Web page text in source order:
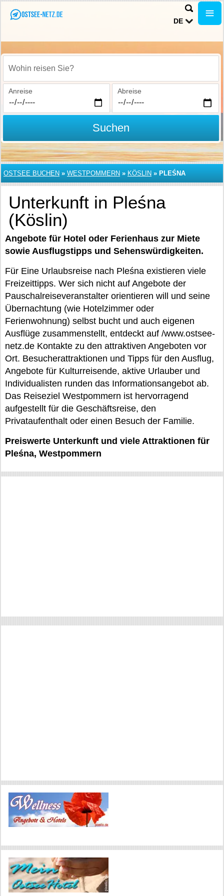
DE
Wohin reisen Sie?
Anreise Abreise
Suchen
OSTSEE BUCHEN » WESTPOMMERN » KÖSLIN » PLEŚNA
Unterkunft in Pleśna
(Köslin)
Angebote für Hotel oder Ferienhaus zur Miete
sowie Ausflugstipps und Sehenswürdigkeiten.
Für Eine Urlaubsreise nach Pleśna existieren viele
Freizeittipps. Wer sich nicht auf Angebote der
Pauschalreiseveranstalter orientieren will und seine
Übernachtung (wie Hotelzimmer oder
Ferienwohnung) selbst bucht und auch eigenen
Ausflüge zusammenstellt, entdeckt auf /www.ostsee-
netz.de Kontakte zu den attraktiven Angeboten vor
Ort. Besucherattraktionen und Tipps für den Ausflug,
Angebote für Kulturreisende, aktive Urlauber und
Individualisten runden das Informationsangebot ab.
Das Reiseziel Westpommern ist hervorragend
aufgestellt für die Geschäftsreise, den
Privataufenthalt oder einen Besuch der Familie.
Preiswerte Unterkunft und viele Attraktionen für
Pleśna, Westpommern